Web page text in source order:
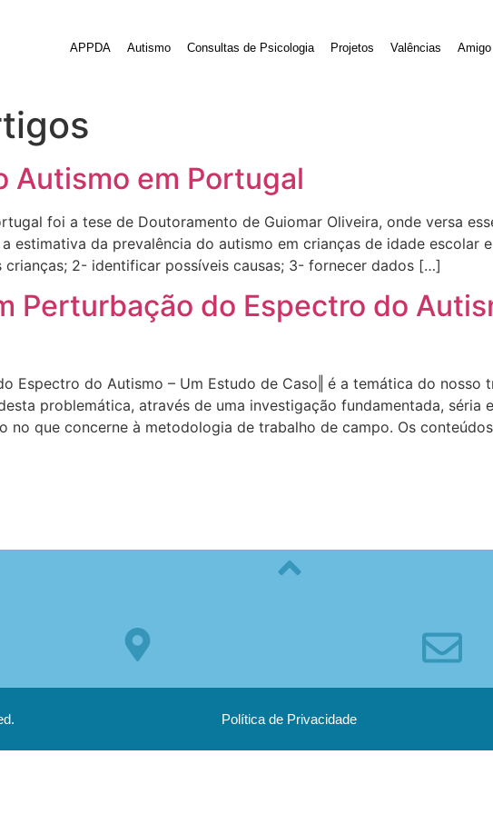
APPDA Autismo Consultas de Psicologia Projetos Valências
Autismo em Portugal
foi a tese de Doutoramento de Guiomar Oliveira, onde versa
estimativa da prevalência do autismo em crianças de idade escolar
2- identificar possíveis causas; 3- fornecer dados […]
Perturbação do Espectro do
Espectro do Autismo – Um Estudo de Caso‖ é a temática do
problemática, através de uma investigação fundamentada,
no que concerne à metodologia de trabalho de campo. Os
Política de Privacidade